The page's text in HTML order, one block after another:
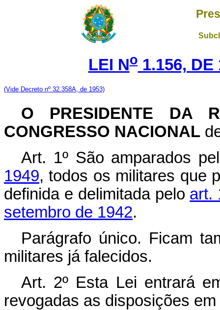
LEI No1.156, DE
(Vide Decreto nº 32.358A, de 1953)
O PRESIDENTE DA
CONGRESSO NACIONAL
Art. 1º São amparados
1949, todos os militares que
definida e delimitada pelo art.
setembro de 1942.
Parágrafo único. Ficam
militares já falecidos.
Art. 2º Esta Lei entrará
revogadas as disposições